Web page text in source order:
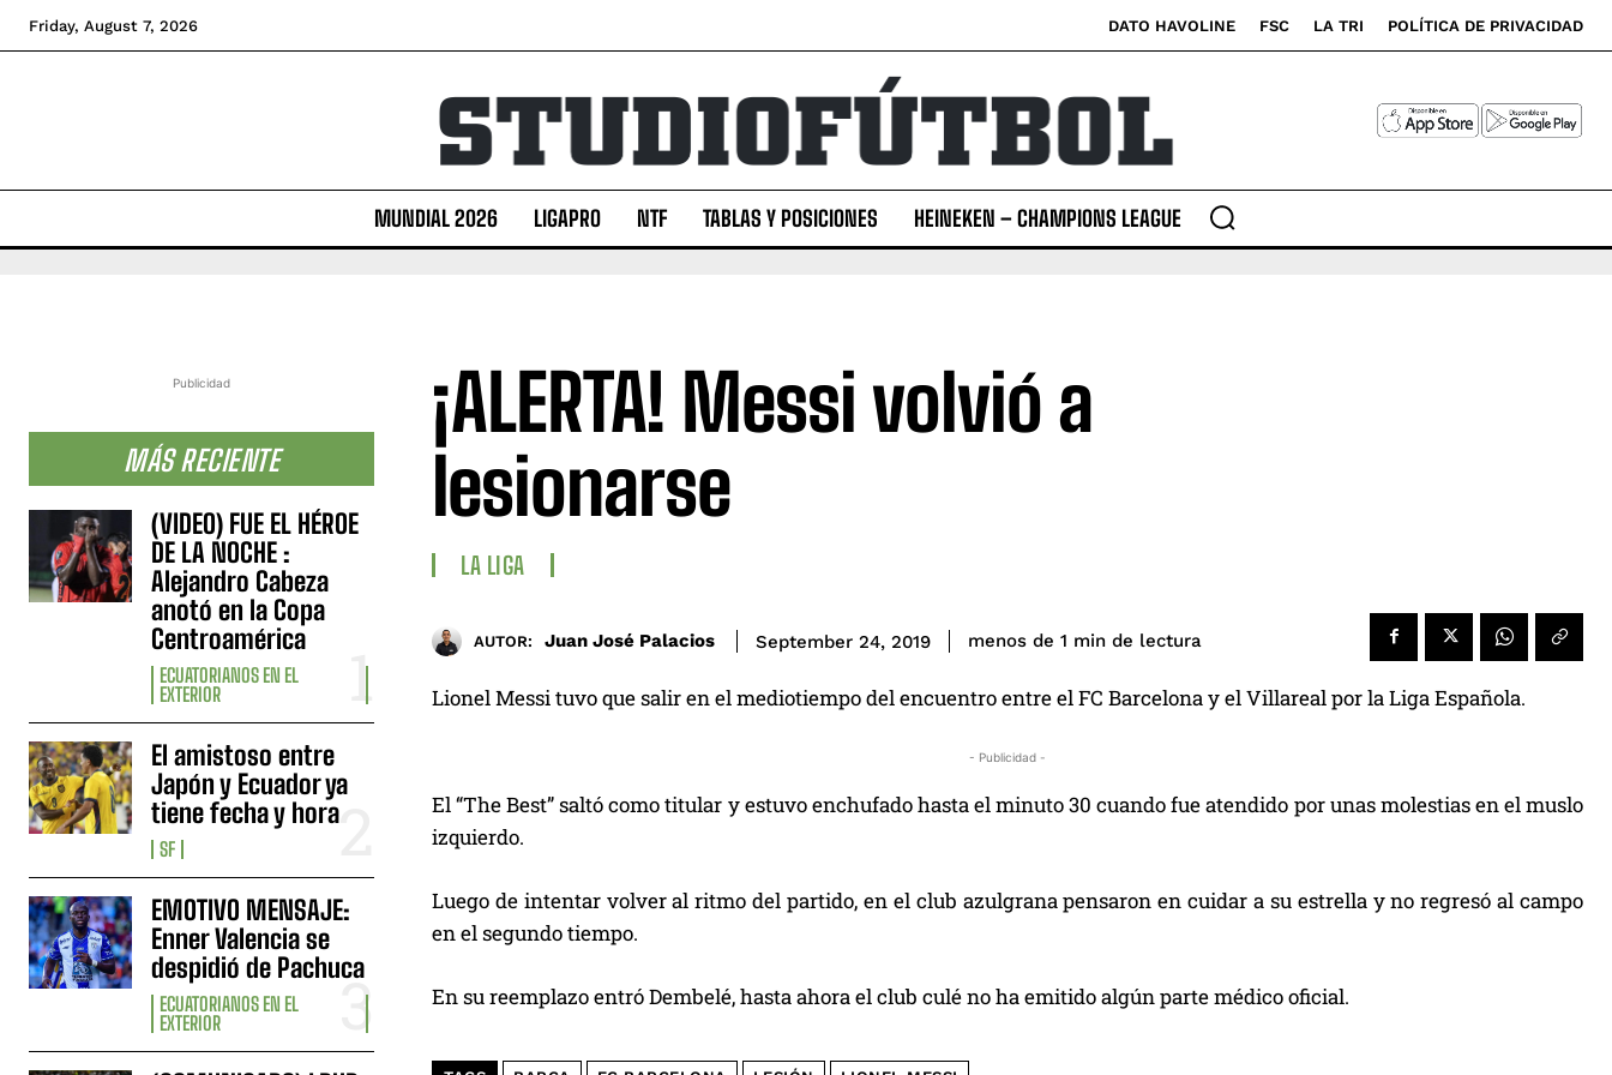
Friday, August 7, 2026 DATO HAVOLINE FSC LA TRI POLÍTICA DE PRIVACIDAD
MUNDIAL 2026 LIGAPRO NTF TABLAS Y POSICIONES HEINEKEN – CHAMPIONS LEAGUE
Publicidad
MÁS RECIENTE
(VIDEO) FUE EL HÉROE
DE LA NOCHE :
Alejandro Cabeza
anotó en la Copa
Centroamérica
ECUATORIANOS EN EL
EXTERIOR
El amistoso entre
Japón y Ecuador ya
tiene fecha y hora
SF
EMOTIVO MENSAJE:
Enner Valencia se
despidió de Pachuca
ECUATORIANOS EN EL
EXTERIOR
¡ALERTA! Messi volvió a
lesionarse
LA LIGA
AUTOR: Juan José Palacios September 24, 2019 menos de 1 min de lectura
Lionel Messi tuvo que salir en el mediotiempo del encuentro entre el FC Barcelona y el Villareal por la Liga Española.
- Publicidad -
El “The Best” saltó como titular y estuvo enchufado hasta el minuto 30 cuando fue atendido por unas molestias en el muslo
izquierdo.
Luego de intentar volver al ritmo del partido, en el club azulgrana pensaron en cuidar a su estrella y no regresó al campo
en el segundo tiempo.
En su reemplazo entró Dembelé, hasta ahora el club culé no ha emitido algún parte médico oficial.